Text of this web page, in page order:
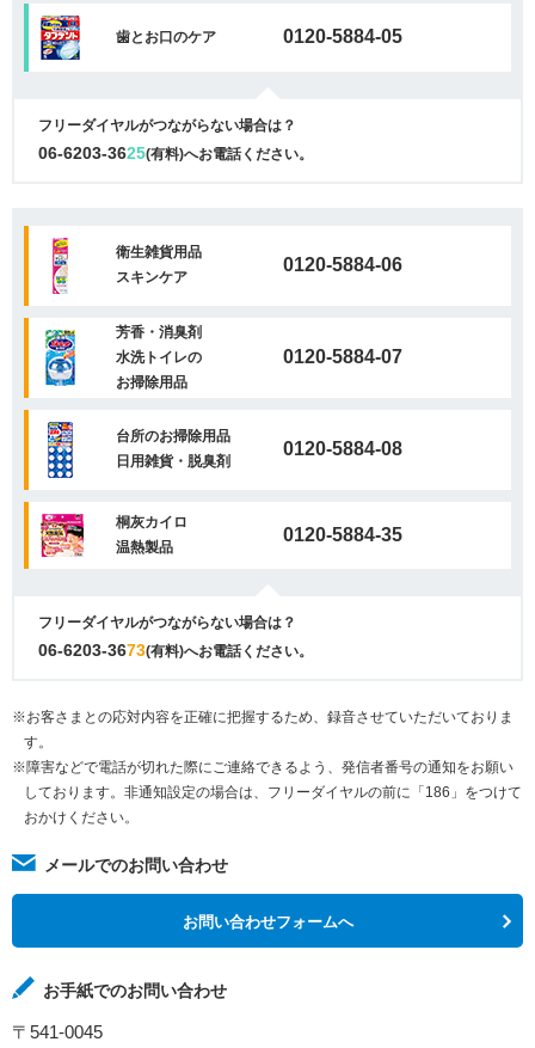
歯とお口のケア 0120-5884-05
フリーダイヤルがつながらない場合は？
06-6203-3625(有料)へお電話ください。
衛生雑貨用品
スキンケア
0120-5884-06
芳香・消臭剤
水洗トイレの
お掃除用品
0120-5884-07
台所のお掃除用品
日用雑貨・脱臭剤
0120-5884-08
桐灰カイロ
温熱製品
0120-5884-35
フリーダイヤルがつながらない場合は？
06-6203-3673(有料)へお電話ください。
※お客さまとの応対内容を正確に把握するため、録音させていただいておりま
す。
※障害などで電話が切れた際にご連絡できるよう、発信者番号の通知をお願い
しております。非通知設定の場合は、フリーダイヤルの前に「186」をつけて
おかけください。
メールでのお問い合わせ
お問い合わせフォームへ
お手紙でのお問い合わせ
〒541-0045